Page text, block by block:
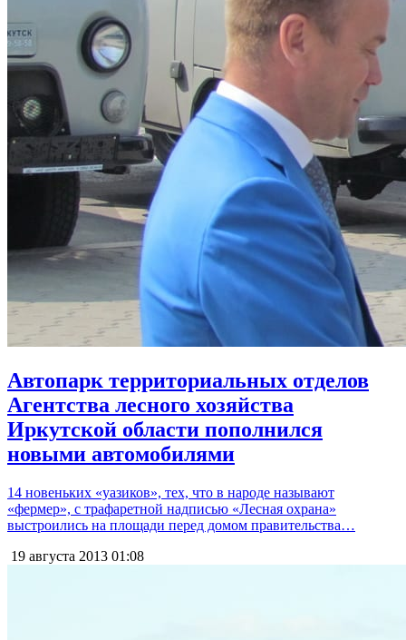
Автопарк территориальных отделов
Агентства лесного хозяйства
Иркутской области пополнился
новыми автомобилями
14 новеньких «уазиков», тех, что в народе называют
«фермер», с трафаретной надписью «Лесная охрана»
выстроились на площади перед домом правительства…
19 августа 2013 01:08